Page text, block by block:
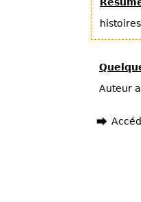
histoires
Auteur